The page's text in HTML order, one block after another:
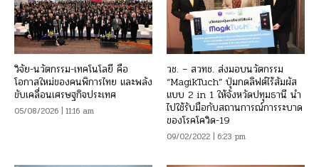
วิจัย-นวัตกรรม-เทคโนโลยี คือ
โอกาสใหม่ของคนพิการไทย และพลัง
ขับเคลื่อนเศรษฐกิจประเทศ
05/08/2026 | 11:16 am
วช. – สวทช. ส่งมอบนวัตกรรม
“MagikTuch” ปุ่มกดลิฟต์ไร้สัมผัส
แบบ 2 in 1 ให้จังหวัดปทุมธานี นำ
ไปใช้รับมือกับสถานการณ์การระบาด
ของโรคโควิด-19
09/02/2022 | 6:23 pm